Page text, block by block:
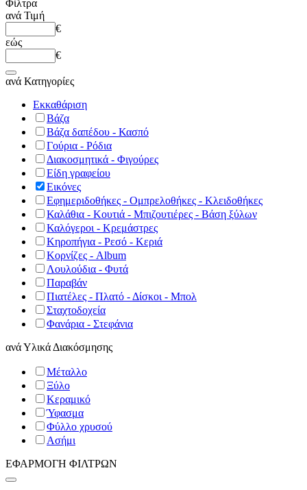
Φίλτρα
ανά Τιμή
€
εώς
€
ανά Κατηγορίες
Εκκαθάριση
Βάζα
Βάζα δαπέδου - Κασπό
Γούρια - Ρόδια
Διακοσμητικά - Φιγούρες
Είδη γραφείου
Εικόνες
Εφημεριδοθήκες - Ομπρελοθήκες - Κλειδοθήκες
Καλάθια - Κουτιά - Μπιζουτιέρες - Βάση ξύλων
Καλόγεροι - Κρεμάστρες
Κηροπήγια - Ρεσό - Κεριά
Κορνίζες - Album
Λουλούδια - Φυτά
Παραβάν
Πιατέλες - Πλατό - Δίσκοι - Μπολ
Σταχτοδοχεία
Φανάρια - Στεφάνια
ανάΥλικά Διακόσμησης
Μέταλλο
Ξύλο
Κεραμικό
Ύφασμα
Φύλλο χρυσού
Ασήμι
ΕΦΑΡΜΟΓΗ ΦΙΛΤΡΩΝ